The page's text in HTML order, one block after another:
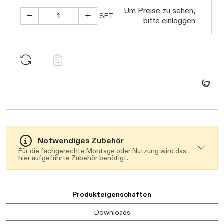
SET
Um Preise zu sehen,
bitte einloggen
Daten werden geladen. Bitte warten...
Notwendiges Zubehör
Für die fachgerechte Montage oder Nutzung wird das
hier aufgeführte Zubehör benötigt.
Produkteigenschaften
Downloads